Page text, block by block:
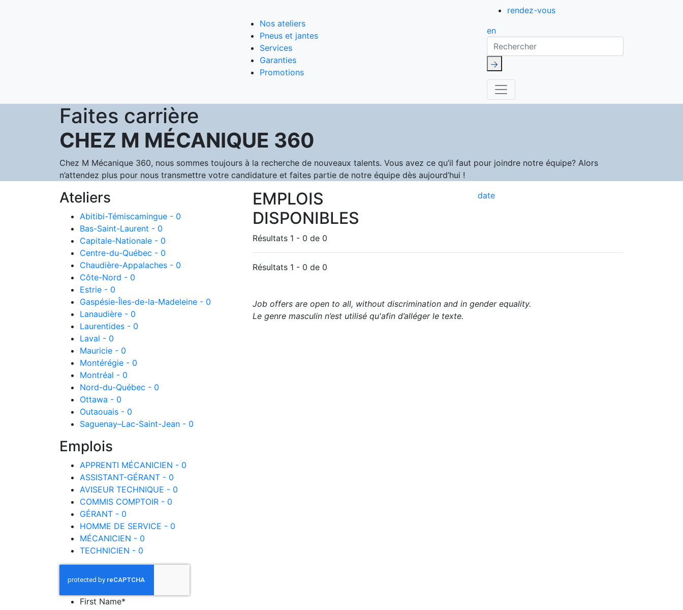
Nos ateliers
Pneus et jantes
Services
Garanties
Promotions
rendez-vous
en
Rechercher
Faites carrière
CHEZ M MÉCANIQUE 360
Chez M Mécanique 360, nous sommes toujours à la recherche de nouveaux talents. Vous avez ce qu’il faut pour joindre notre équipe? Alors
n’attendez plus pour nous transmettre votre candidature et faites partie de notre équipe dès aujourd’hui !
Ateliers
Abitibi-Témiscamingue - 0
Bas-Saint-Laurent - 0
Capitale-Nationale - 0
Centre-du-Québec - 0
Chaudière-Appalaches - 0
Côte-Nord - 0
Estrie - 0
Gaspésie-Îles-de-la-Madeleine - 0
Lanaudière - 0
Laurentides - 0
Laval - 0
Mauricie - 0
Montérégie - 0
Montréal - 0
Nord-du-Québec - 0
Ottawa - 0
Outaouais - 0
Saguenay–Lac-Saint-Jean - 0
Emplois
APPRENTI MÉCANICIEN - 0
ASSISTANT-GÉRANT - 0
AVISEUR TECHNIQUE - 0
COMMIS COMPTOIR - 0
GÉRANT - 0
HOMME DE SERVICE - 0
MÉCANICIEN - 0
TECHNICIEN - 0
EMPLOIS
DISPONIBLES
Résultats 1 - 0 de 0
date
Résultats 1 - 0 de 0
Job offers are open to all, without discrimination and in gender equality.
Le genre masculin n’est utilisé qu'afin d’alléger le texte.
First Name*